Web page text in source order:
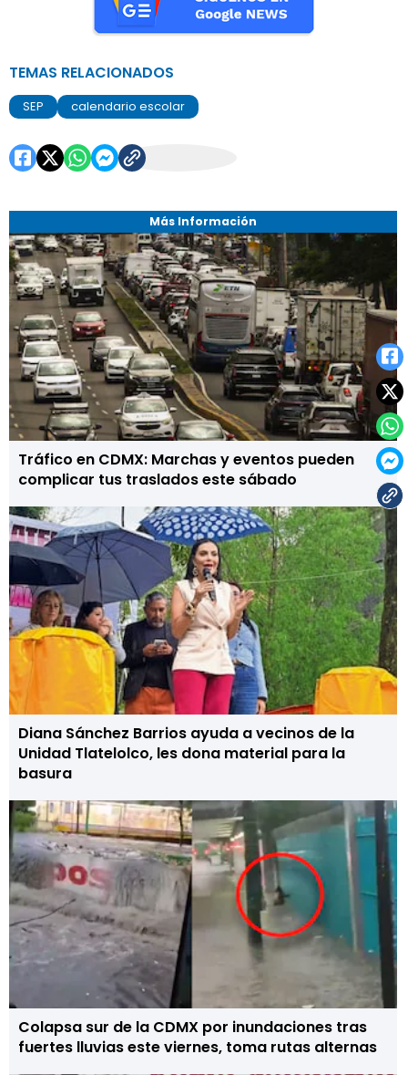
Más Información
Tráfico en CDMX: Marchas y eventos pueden
complicar tus traslados este sábado
Diana Sánchez Barrios ayuda a vecinos de la
Unidad Tlatelolco, les dona material para la
basura
Colapsa sur de la CDMX por inundaciones tras
fuertes lluvias este viernes, toma rutas alternas
TEMAS RELACIONADOS
SEP calendario escolar